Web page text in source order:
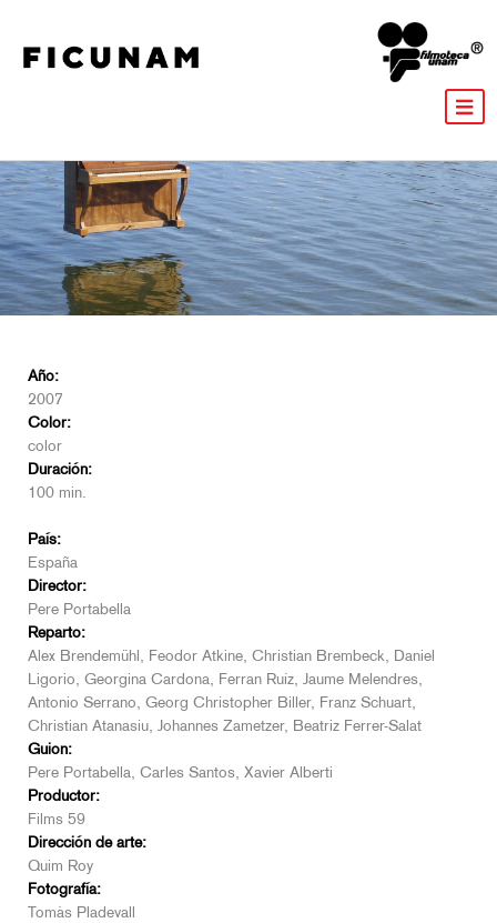
Año:
2007
Color:
color
Duración:
100 min.
País:
España
Director:
Pere Portabella
Reparto:
Alex Brendemühl, Feodor Atkine, Christian Brembeck, Daniel
Ligorio, Georgina Cardona, Ferran Ruíz, Jaume Melendres,
Antonio Serrano, Georg Christopher Biller, Franz Schuart,
Christian Atanasiu, Johannes Zametzer, Beatriz Ferrer-Salat
Guion:
Pere Portabella, Carles Santos, Xavier Alberti
Productor:
Films 59
Dirección de arte:
Quim Roy
Fotografía:
Tomàs Pladevall